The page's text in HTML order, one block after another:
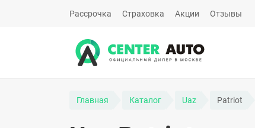
Рассрочка Страховка Акции Отзывы
Главная Каталог Uaz Patriot